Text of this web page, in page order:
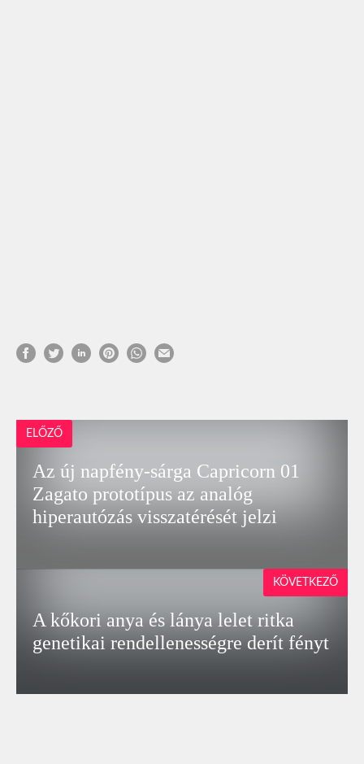
ELŐZŐ
Az új napfény-sárga Capricorn 01
Zagato prototípus az analóg
hiperautózás visszatérését jelzi
A kőkori anya és lánya lelet ritka
genetikai rendellenességre derít fényt
KÖVETKEZŐ